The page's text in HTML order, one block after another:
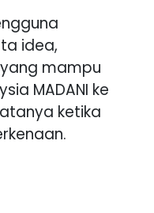
idea,
mampu
MADANI ke
ketika